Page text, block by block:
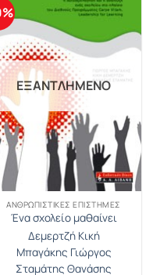
ΕΞΑΝΤΛΗΜΈΝΟ
ΑΝΘΡΩΠΙΣΤΙΚΈΣ ΕΠΙΣΤΉΜΕΣ
Ένα σχολείο μαθαίνει
Δεμερτζή Κική
Μπαγάκης Γιώργος
Σταμάτης Θανάσης